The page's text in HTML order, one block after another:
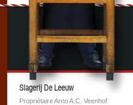
Slagerij De Leeuw
Propriétaire Arno A.C. Veenhof